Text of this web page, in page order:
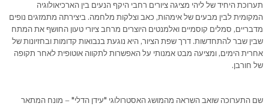
תערוכת היחיד של ליהי מציגה ציורים רחבי היקף הנעים בין הארכיאולוגיה
המקומית לבין מבעים של אימהות, כאב וצלקות מלחמה. ביצירתה מתמזגים נופים
מדבריים, סמלים קוסמיים ואלמנטים היוצרים מרחב ציורי טעון החושף את המתח
שבין שבר להתחדשות. דרך שפת הציור, היא נוגעת בנבואות קדומות ובחזיונות של
אחרית הימים, ומציעה מבט אמנותי על האפשרות לתקווה אוטופית לאחר תקופה
של חורבן.
שם התערוכה שואב השראה מהמושג האסטרולוגי "עידן הדלי" – מונח המתאר